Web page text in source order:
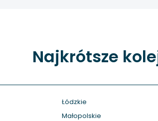
Najkrótsze
Łódzkie
Małopolskie